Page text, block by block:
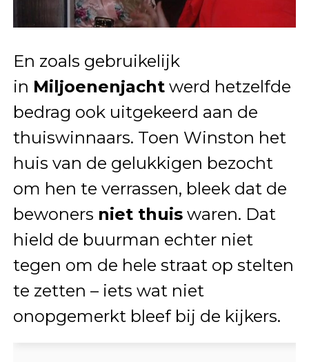
En zoals gebruikelijk
in Miljoenenjachtwerd hetzelfde
bedrag ook uitgekeerd aan de
thuiswinnaars. Toen Winston het
huis van de gelukkigen bezocht
om hen te verrassen, bleek dat de
bewoners niet thuiswaren. Dat
hield de buurman echter niet
tegen om de hele straat op stelten
te zetten – iets wat niet
onopgemerkt bleef bij de kijkers.